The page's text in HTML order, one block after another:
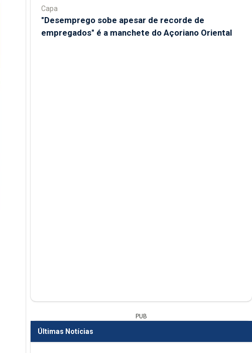
Capa
"Desemprego sobe apesar de recorde de
empregados" é a manchete do Açoriano Oriental
PUB
Últimas Notícias